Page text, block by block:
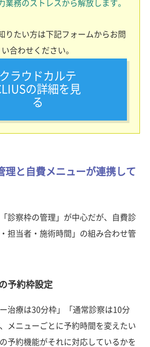
業務のストレスから解放します。
りたい方は下記フォームからお問
い合わせください。
クラウドカルテ
の詳細を見
る
と自費メニューが連携して
診察枠の管理」が中心だが、自費診
担当者・施術時間」の組み合わせ管
予約枠設定
治療は30分枠」「通常診察は10分
メニューごとに予約時間を変えたい
予約機能がそれに対応しているかを